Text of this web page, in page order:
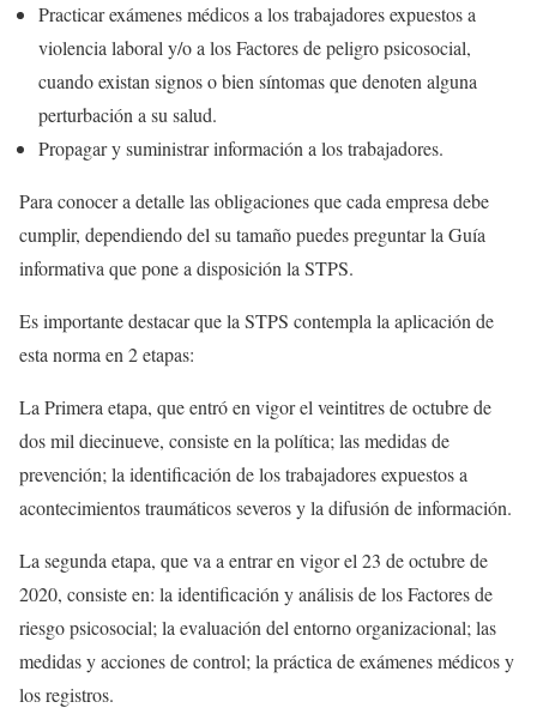
Practicar exámenes médicos a los trabajadores expuestos a
violencia laboral y/o a los Factores de peligro psicosocial,
cuando existan signos o bien síntomas que denoten alguna
perturbación a su salud.
Propagar y suministrar información a los trabajadores.
Para conocer a detalle las obligaciones que cada empresa debe
cumplir, dependiendo del su tamaño puedes preguntar la Guía
informativa que pone a disposición la STPS.
Es importante destacar que la STPS contempla la aplicación de
esta norma en 2 etapas:
La Primera etapa, que entró en vigor el veintitres de octubre de
dos mil diecinueve, consiste en la política; las medidas de
prevención; la identificación de los trabajadores expuestos a
acontecimientos traumáticos severos y la difusión de información.
La segunda etapa, que va a entrar en vigor el 23 de octubre de
2020, consiste en: la identificación y análisis de los Factores de
riesgo psicosocial; la evaluación del entorno organizacional; las
medidas y acciones de control; la práctica de exámenes médicos y
los registros.